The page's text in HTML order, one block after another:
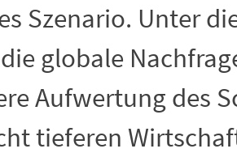
Szenario. Unter
globale
Aufwertung des
tieferen